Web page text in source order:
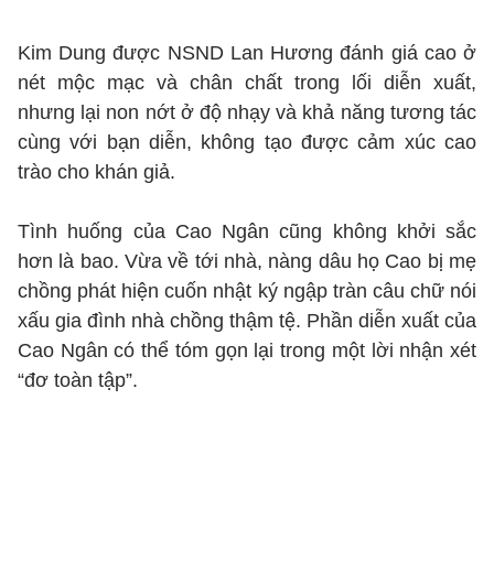
Kim Dung được NSND Lan Hương đánh giá cao ở
nét mộc mạc và chân chất trong lối diễn xuất,
nhưng lại non nớt ở độ nhạy và khả năng tương tác
cùng với bạn diễn, không tạo được cảm xúc cao
trào cho khán giả.
Tình huống của Cao Ngân cũng không khởi sắc
hơn là bao. Vừa về tới nhà, nàng dâu họ Cao bị mẹ
chồng phát hiện cuốn nhật ký ngập tràn câu chữ nói
xấu gia đình nhà chồng thậm tệ. Phần diễn xuất của
Cao Ngân có thể tóm gọn lại trong một lời nhận xét
“đơ toàn tập”.